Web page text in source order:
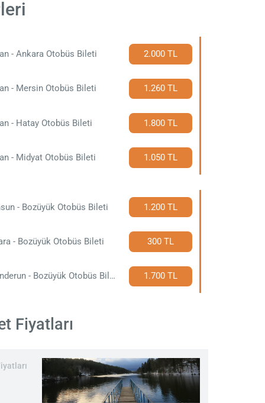
- Ankara Otobüs Bileti 2.000 TL
- Mersin Otobüs Bileti 1.260 TL
- Hatay Otobüs Bileti 1.800 TL
- Midyat Otobüs Bileti 1.050 TL
- Bozüyük Otobüs Bileti 1.200 TL
- Bozüyük Otobüs Bileti 300 TL
İskenderun - Bozüyük Otobüs Bileti 1.700 TL
Fiyatları